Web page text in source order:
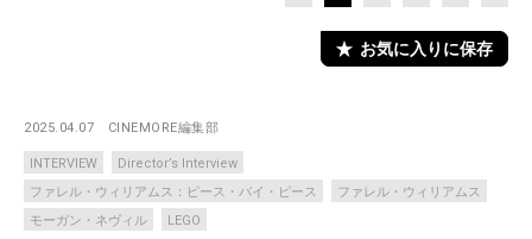
お気に入りに保存
2025.04.07 CINEMORE編集部
INTERVIEW
Director’s Interview
ファレル・ウィリアムス：ピース・バイ・ピース
ファレル・ウィリアムス
モーガン・ネヴィル
LEGO